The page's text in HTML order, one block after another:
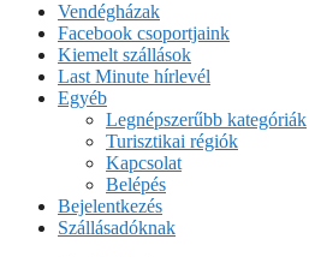
Vendégházak
Facebook csoportjaink
Kiemelt szállások
Last Minute hírlevél
Egyéb
Legnépszerűbb kategóriák
Turisztikai régiók
Kapcsolat
Belépés
Bejelentkezés
Szállásadóknak